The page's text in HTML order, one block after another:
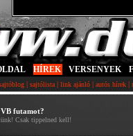
HÍREK VERSENYEK
| sajtólista | link ajánló | autós hírek |
futamot?
Csak tippelned kell!